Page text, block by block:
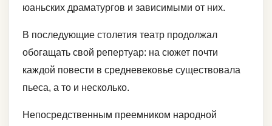
юаньских драматургов и зависимыми от них.
В последующие столетия театр продолжал
обогащать свой репертуар: на сюжет почти
каждой повести в средневековье существовала
пьеса, а то и несколько.
Непосредственным преемником народной